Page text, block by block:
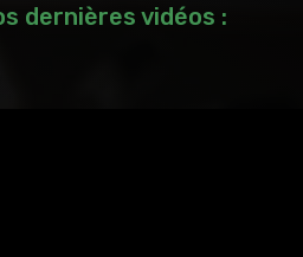
dernières vidéos :